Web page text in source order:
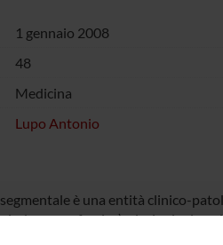
1 gennaio 2008
48
Medicina
Lupo Antonio
è una entità clinico-
nefrosica) e lesioni
nel 7-20% dei bambini e